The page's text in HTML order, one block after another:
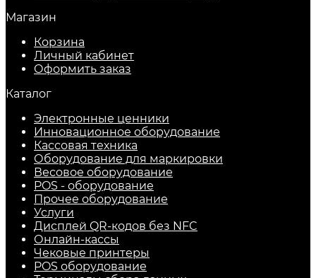
Магазин
Корзина
Личный кабинет
Оформить заказ
Каталог
Электронные ценники
Инновационное оборудование
Кассовая техника
Оборудование для маркировки
Весовое оборудование
POS - оборудование
Прочее оборудование
Услуги
Дисплей QR-кодов без NFC
Онлайн-кассы
Чековые принтеры
POS оборудование